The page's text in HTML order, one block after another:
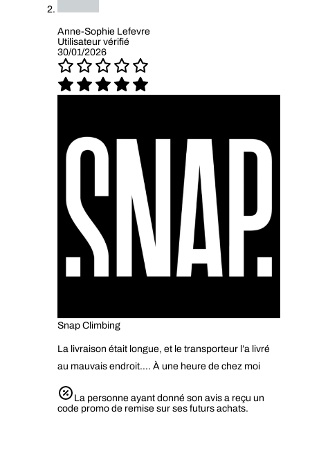
Anne-Sophie Lefevre
Utilisateur vérifié
30/01/2026
Snap Climbing
La livraison était longue, et le transporteur l’a livré
au mauvais endroit…. À une heure de chez moi
La personne ayant donné son avis a reçu un
code promo de remise sur ses futurs achats.